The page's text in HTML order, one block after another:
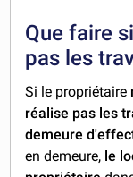
Que faire
pas les
Si le propriétaire
réalise pas les
demeure
en demeure, le